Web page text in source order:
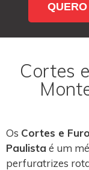
Cortes
Os Cortes e
Paulista é um
perfuratrizes